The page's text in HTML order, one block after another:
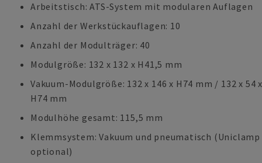
Arbeitstisch: ATS-System mit modularen Auflagen
Anzahl der Werkstückauflagen: 10
Anzahl der Modulträger: 40
Modulgröße: 132 x 132 x H41,5 mm
Vakuum-Modulgröße: 132 x 146 x H74 mm / 132 x 54 x
H74 mm
Modulhöhe gesamt: 115,5 mm
Klemmsystem: Vakuum und pneumatisch (Uniclamp
optional)